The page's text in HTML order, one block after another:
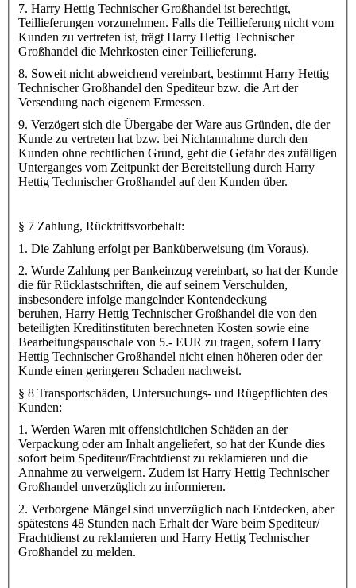
7. Harry Hettig Technischer Großhandel ist berechtigt,
Teillieferungen vorzunehmen. Falls die Teillieferung nicht vom
Kunden zu vertreten ist, trägt Harry Hettig Technischer
Großhandel die Mehrkosten einer Teillieferung.
8. Soweit nicht abweichend vereinbart, bestimmt Harry Hettig
Technischer Großhandel den Spediteur bzw. die Art der
Versendung nach eigenem Ermessen.
9. Verzögert sich die Übergabe der Ware aus Gründen, die der
Kunde zu vertreten hat bzw. bei Nichtannahme durch den
Kunden ohne rechtlichen Grund, geht die Gefahr des zufälligen
Unterganges vom Zeitpunkt der Bereitstellung durch Harry
Hettig Technischer Großhandel auf den Kunden über.
§ 7 Zahlung, Rücktrittsvorbehalt:
1. Die Zahlung erfolgt per Banküberweisung (im Voraus).
2. Wurde Zahlung per Bankeinzug vereinbart, so hat der Kunde
die für Rücklastschriften, die auf seinem Verschulden,
insbesondere infolge mangelnder Kontendeckung
beruhen, Harry Hettig Technischer Großhandel die von den
beteiligten Kreditinstituten berechneten Kosten sowie eine
Bearbeitungspauschale von 5.- EUR zu tragen, sofern Harry
Hettig Technischer Großhandel nicht einen höheren oder der
Kunde einen geringeren Schaden nachweist.
§ 8 Transportschäden, Untersuchungs- und Rügepflichten des
Kunden:
1. Werden Waren mit offensichtlichen Schäden an der
Verpackung oder am Inhalt angeliefert, so hat der Kunde dies
sofort beim Spediteur/Frachtdienst zu reklamieren und die
Annahme zu verweigern. Zudem ist Harry Hettig Technischer
Großhandel unverzüglich zu informieren.
2. Verborgene Mängel sind unverzüglich nach Entdecken, aber
spätestens 48 Stunden nach Erhalt der Ware beim Spediteur/
Frachtdienst zu reklamieren und Harry Hettig Technischer
Großhandel zu melden.